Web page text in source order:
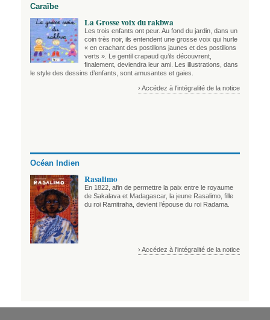
Caraïbe
La Grosse voix du rakbwa
Les trois enfants ont peur. Au fond du jardin, dans un
coin très noir, ils entendent une grosse voix qui hurle
« en crachant des postillons jaunes et des postillons
verts ». Le gentil crapaud qu’ils découvrent,
finalement, deviendra leur ami. Les illustrations, dans
le style des dessins d’enfants, sont amusantes et gaies.
› Accédez à l'intégralité de la notice
Océan Indien
Rasalimo
En 1822, afin de permettre la paix entre le royaume
de Sakalava et Madagascar, la jeune Rasalimo, fille
du roi Ramitraha, devient l’épouse du roi Radama.
› Accédez à l'intégralité de la notice